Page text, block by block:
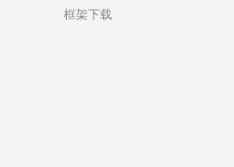
框架下载